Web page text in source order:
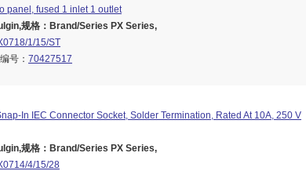
panel, fused 1 inlet 1 outlet
规格：Brand/Series PX Series,
1/15/ST
号： 70427517
In IEC Connector Socket, Solder Termination, Rated At 10A, 250 V
规格：Brand/Series PX Series,
4/15/28